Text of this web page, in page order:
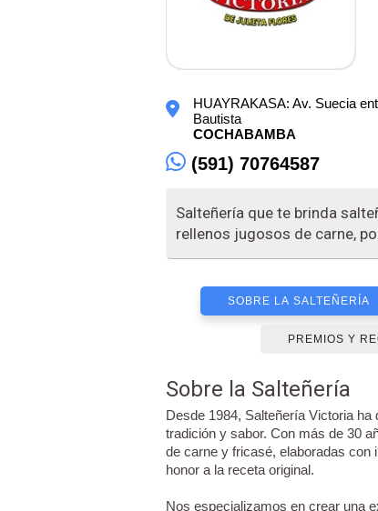
HUAYRAKASA: Av. Suecia
Bautista
COCHABAMBA
(591) 70764587
Salteñería que te brinda
rellenos jugosos de carne,
SOBRE LA SALTEÑERÍA
PREMIOS Y
Sobre la Salteñería
Desde 1984, Salteñería Victoria
tradición y sabor. Con más de 30
de carne y fricasé, elaboradas
honor a la receta original.
Nos especializamos en crear una